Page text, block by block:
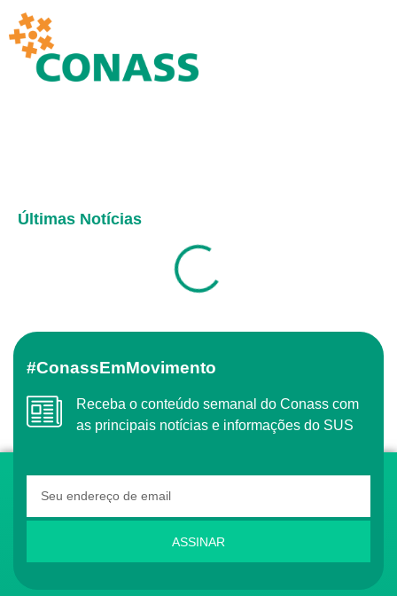
Últimas Notícias
#ConassEmMovimento
Receba o conteúdo semanal do Conass com
as principais notícias e informações do SUS
ASSINAR